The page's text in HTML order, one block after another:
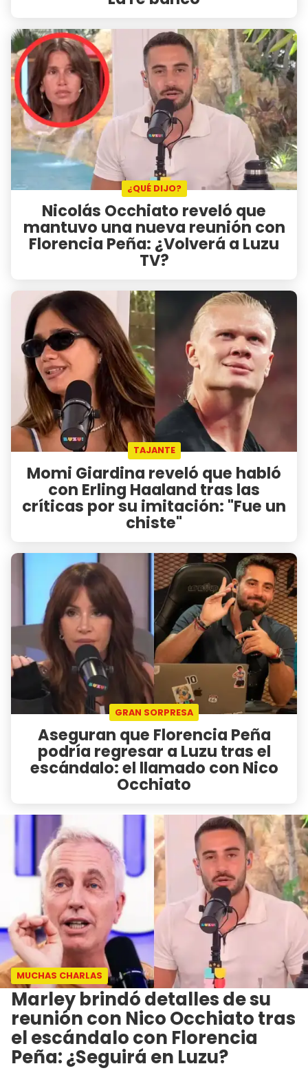
¿QUÉ DIJO?
Nicolás Occhiato reveló que
mantuvo una nueva reunión con
Florencia Peña: ¿Volverá a Luzu
TV?
TAJANTE
Momi Giardina reveló que habló
con Erling Haaland tras las
críticas por su imitación: "Fue un
chiste"
GRAN SORPRESA
Aseguran que Florencia Peña
podría regresar a Luzu tras el
escándalo: el llamado con Nico
Occhiato
MUCHAS CHARLAS
Marley brindó detalles de su
reunión con Nico Occhiato tras
el escándalo con Florencia
Peña: ¿Seguirá en Luzu?